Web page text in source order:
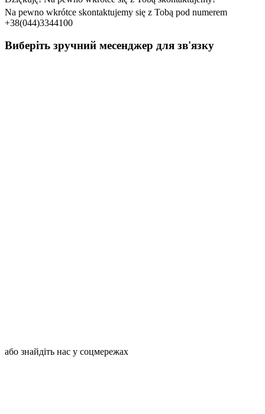
Na pewno wkrótce skontaktujemy się z Tobą pod numerem
+38(044)3344100
Виберіть зручний месенджер для зв'язку
або знайдіть нас у соцмережах